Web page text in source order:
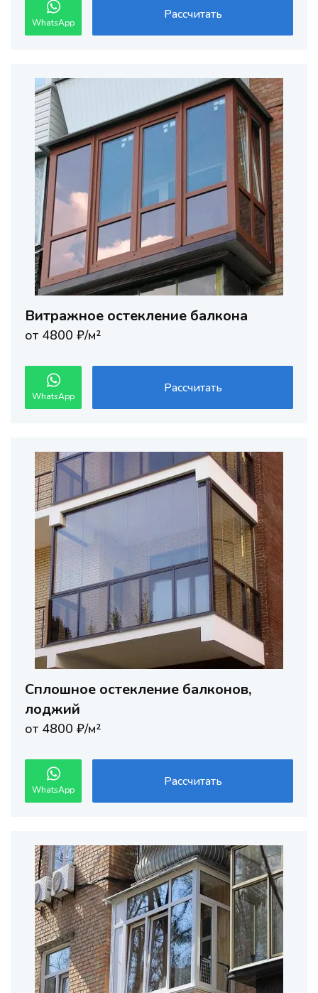
WhatsApp
Рассчитать
Витражное остекление балкона
от 4800 ₽/м²
WhatsApp
Рассчитать
Сплошное остекление балконов,
лоджий
от 4800 ₽/м²
WhatsApp
Рассчитать